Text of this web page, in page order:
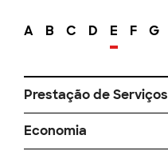
A B C D E F G
Prestação de Serviços
Economia